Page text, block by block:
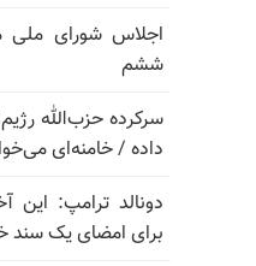
اجلاس شورای ملی
ششم
داده / خامنه‌ای
دونالد ترامپ: این
برای امضای یک